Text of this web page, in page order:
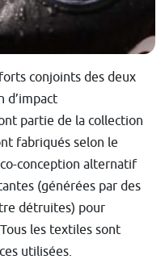
conjoints des deux
d’impact
partie de la collection
fabriqués selon le
conception alternatif
(générées par des
détruites) pour
les textiles sont
utilisées.